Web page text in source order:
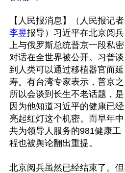
【人民报消息】（人民报记者
李昱报导）习近平在北京阅兵
上与俄罗斯总统普京一段私密
对话在全世界被公开。习普谈
到人类可以通过移植器官而延
寿。有台湾专家表示，普京之
所以会谈到长生不老话题，是
因为他知道习近平的健康已经
亮起红灯这个机密。而早年中
共为领导人服务的981健康工
程也被舆论翻出重提。
北京阅兵虽然已经结束了。